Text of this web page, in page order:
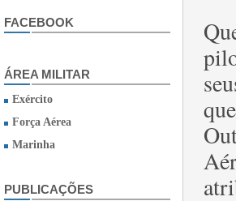
FACEBOOK
ÁREA MILITAR
Exército
Força Aérea
Marinha
PUBLICAÇÕES